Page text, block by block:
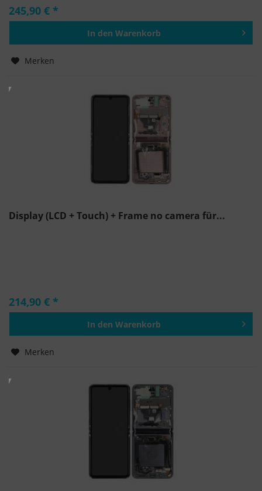
245,90 € *
In den Warenkorb
Merken
Display (LCD + Touch) + Frame no camera für...
214,90 € *
In den Warenkorb
Merken